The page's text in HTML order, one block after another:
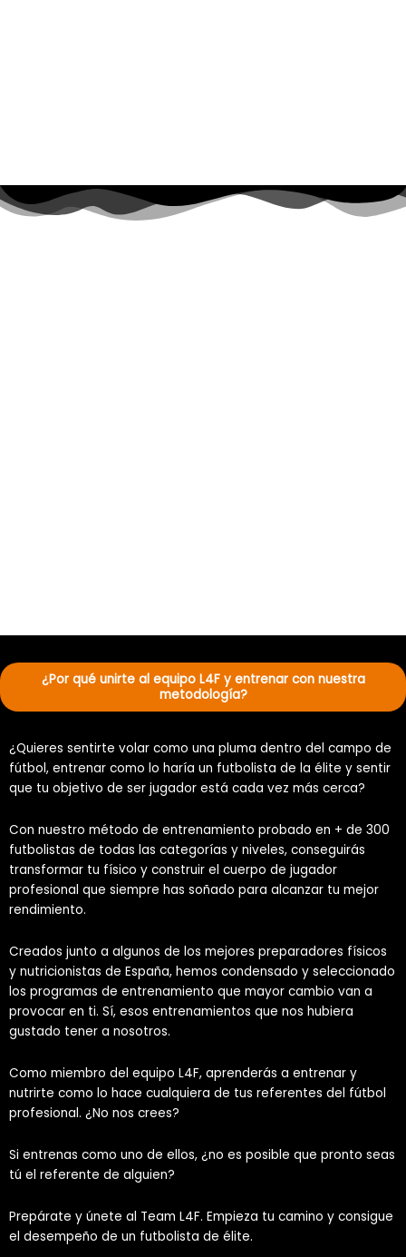
¿Por qué unirte al equipo L4F y entrenar con nuestra
metodología?
¿Quieres sentirte volar como una pluma dentro del campo de
fútbol, entrenar como lo haría un futbolista de la élite y sentir
que tu objetivo de ser jugador está cada vez más cerca?
Con nuestro método de entrenamiento probado en + de 300
futbolistas de todas las categorías y niveles, conseguirás
transformar tu físico y construir el cuerpo de jugador
profesional que siempre has soñado para alcanzar tu mejor
rendimiento.
Creados junto a algunos de los mejores preparadores físicos
y nutricionistas de España, hemos condensado y seleccionado
los programas de entrenamiento que mayor cambio van a
provocar en ti. Sí, esos entrenamientos que nos hubiera
gustado tener a nosotros.
Como miembro del equipo L4F, aprenderás a entrenar y
nutrirte como lo hace cualquiera de tus referentes del fútbol
profesional. ¿No nos crees?
Si entrenas como uno de ellos, ¿no es posible que pronto seas
tú el referente de alguien?
Prepárate y únete al Team L4F. Empieza tu camino y consigue
el desempeño de un futbolista de élite.